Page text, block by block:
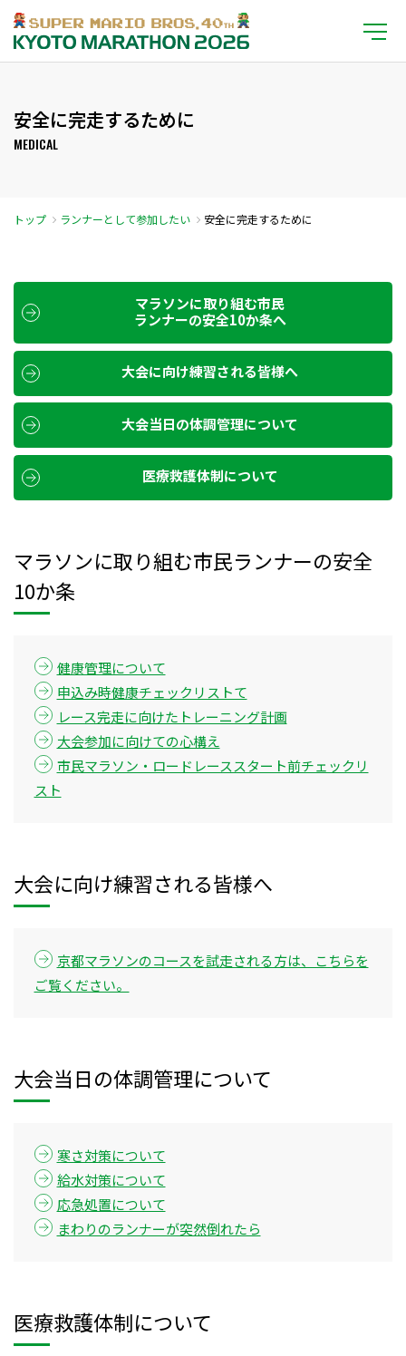
安全に完走するために
MEDICAL
トップ ランナーとして参加したい 安全に完走するために
マラソンに取り組む市民
ランナーの安全10か条へ
大会に向け練習される皆様へ
大会当日の体調管理について
医療救護体制について
マラソンに取り組む市民ランナーの安全
10か条
健康管理について
申込み時健康チェックリストて
レース完走に向けたトレーニング計画
大会参加に向けての心構え
市民マラソン・ロードレーススタート前チェックリ
スト
大会に向け練習される皆様へ
京都マラソンのコースを試走される方は、こちらを
ご覧ください。
大会当日の体調管理について
寒さ対策について
給水対策について
応急処置について
まわりのランナーが突然倒れたら
医療救護体制について